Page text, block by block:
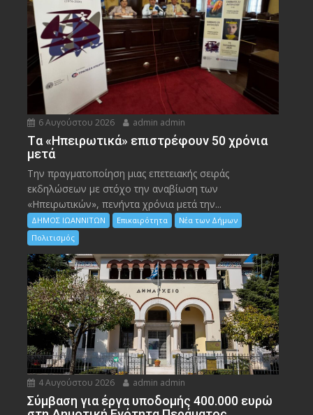
6 Αυγούστου 2026 admin admin
Tα «Ηπειρωτικά» επιστρέφουν 50 χρόνια
μετά
Την πραγματοποίηση μιας επετειακής σειράς
εκδηλώσεων με στόχο την αναβίωση των
«Ηπειρωτικών», πενήντα χρόνια μετά την...
ΔΗΜΟΣ ΙΩΑΝΝΙΤΩΝ Επικαιρότητα
Νέα των Δήμων
Πολιτισμός
4 Αυγούστου 2026 admin admin
Σύμβαση για έργα υποδομής 400.000 ευρώ